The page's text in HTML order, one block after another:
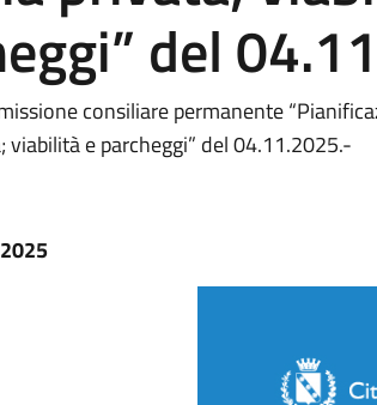
del
consiliare permanente
viabilità e parcheggi” del 04.11.2025.-